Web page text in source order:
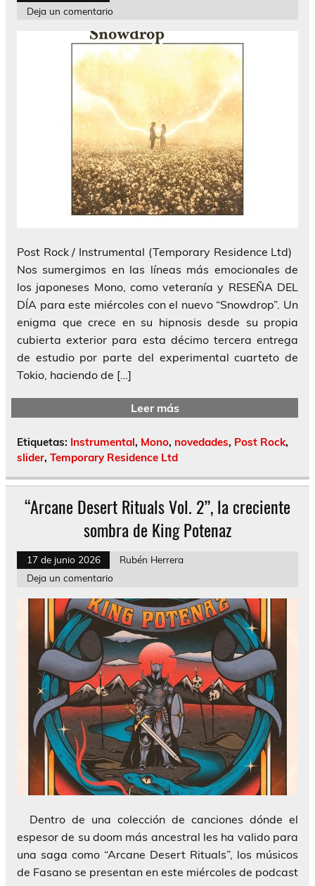
Deja un comentario
Post Rock / Instrumental (Temporary Residence Ltd)
Nos sumergimos en las líneas más emocionales de
los japoneses Mono, como veteranía y RESEÑA DEL
DÍA para este miércoles con el nuevo “Snowdrop”. Un
enigma que crece en su hipnosis desde su propia
cubierta exterior para esta décimo tercera entrega
de estudio por parte del experimental cuarteto de
Tokio, haciendo de […]
Leer más
Etiquetas: Instrumental, Mono, novedades, Post Rock,
slider, Temporary Residence Ltd
“Arcane Desert Rituals Vol. 2”, la creciente
sombra de King Potenaz
17 de junio 2026
Rubén Herrera
Deja un comentario
Dentro de una colección de canciones dónde el
espesor de su doom más ancestral les ha valido para
una saga como “Arcane Desert Rituals”, los músicos
de Fasano se presentan en este miércoles de podcast